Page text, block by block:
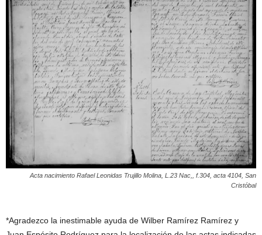
Acta nacimiento Rafael Leonidas Trujillo Molina, L.23 Nac,, f.304, acta 4104, San
Cristóbal
*Agradezco la inestimable ayuda de Wilber Ramírez Ramírez y